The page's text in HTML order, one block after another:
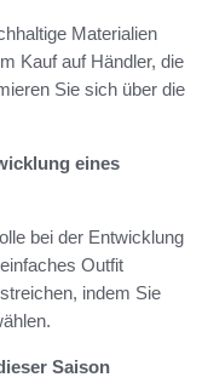
Materialien
Kauf auf Händler, die
Sie sich über die
eines
bei der Entwicklung
Outfit
indem Sie
Saison